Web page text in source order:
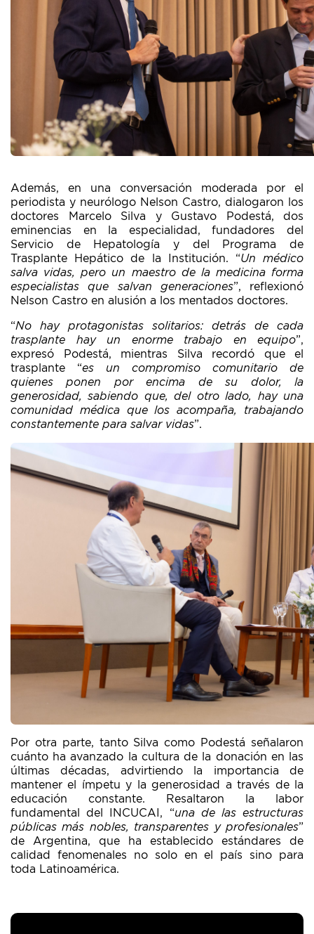
Además, en una conversación moderada por el
periodista y neurólogo Nelson Castro, dialogaron los
doctores Marcelo Silva y Gustavo Podestá, dos
eminencias en la especialidad, fundadores del
Servicio de Hepatología y del Programa de
Trasplante Hepático de la Institución. “Un médico
salva vidas, pero un maestro de la medicina forma
especialistas que salvan generaciones”, reflexionó
Nelson Castro en alusión a los mentados doctores.
“No hay protagonistas solitarios: detrás de cada
trasplante hay un enorme trabajo en equipo”,
expresó Podestá, mientras Silva recordó que el
trasplante “es un compromiso comunitario de
quienes ponen por encima de su dolor, la
generosidad, sabiendo que, del otro lado, hay una
comunidad médica que los acompaña, trabajando
constantemente para salvar vidas”.
Por otra parte, tanto Silva como Podestá señalaron
cuánto ha avanzado la cultura de la donación en las
últimas décadas, advirtiendo la importancia de
mantener el ímpetu y la generosidad a través de la
educación constante. Resaltaron la labor
fundamental del INCUCAI, “una de las estructuras
públicas más nobles, transparentes y profesionales”
de Argentina, que ha establecido estándares de
calidad fenomenales no solo en el país sino para
toda Latinoamérica.